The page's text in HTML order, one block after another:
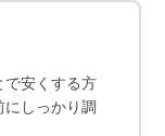
で安くする方
しっかり調